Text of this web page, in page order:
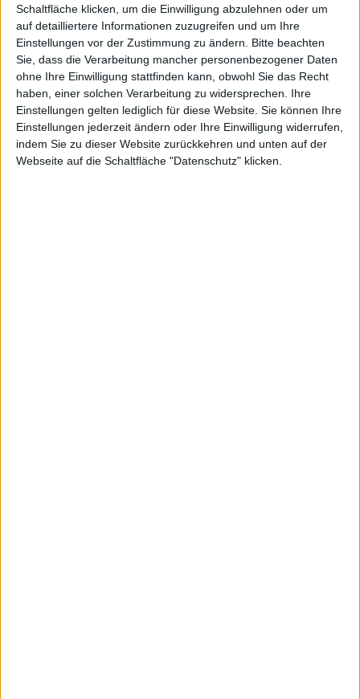
Schaltfläche klicken, um die Einwilligung abzulehnen oder um
auf detailliertere Informationen zuzugreifen und um Ihre
Einstellungen vor der Zustimmung zu ändern. Bitte beachten
Sie, dass die Verarbeitung mancher personenbezogener Daten
ohne Ihre Einwilligung stattfinden kann, obwohl Sie das Recht
haben, einer solchen Verarbeitung zu widersprechen. Ihre
Einstellungen gelten lediglich für diese Website. Sie können Ihre
Einstellungen jederzeit ändern oder Ihre Einwilligung widerrufen,
indem Sie zu dieser Website zurückkehren und unten auf der
Webseite auf die Schaltfläche "Datenschutz" klicken.
KUNDEN KAUFTEN AUCH DIESE ARTIKEL